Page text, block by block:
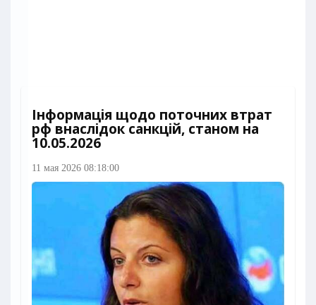
Інформація щодо поточних втрат
рф внаслідок санкцій, станом на
10.05.2026​
11 мая 2026 08:18:00